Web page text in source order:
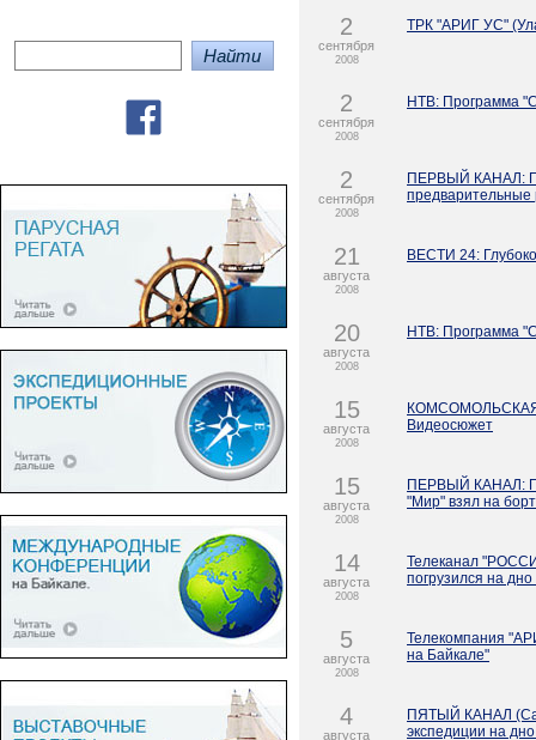
2
сентября
2008
ТРК "АРИГ УС"
2
сентября
2008
НТВ: Программа
2
сентября
2008
ПЕРВЫЙ КАНАЛ:
предварительные
21
августа
2008
ВЕСТИ 24:
20
августа
2008
НТВ: Программа
15
августа
2008
КОМСОМОЛЬСКАЯ
Видеосюжет
15
августа
2008
ПЕРВЫЙ КАНАЛ:
"Мир" взял на
14
августа
2008
Телеканал
погрузился на
5
августа
2008
Телекомпания
на Байкале"
4
августа
ПЯТЫЙ КАНАЛ
экспедиции на